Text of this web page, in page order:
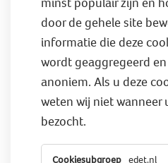
door de gehele site
informatie die deze
wordt geaggregeerd
anoniem. Als u deze
weten wij niet wanneer
bezocht.
Prestatiecookies
edet.nl